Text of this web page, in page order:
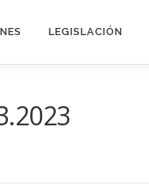
LEGISLACIÓN